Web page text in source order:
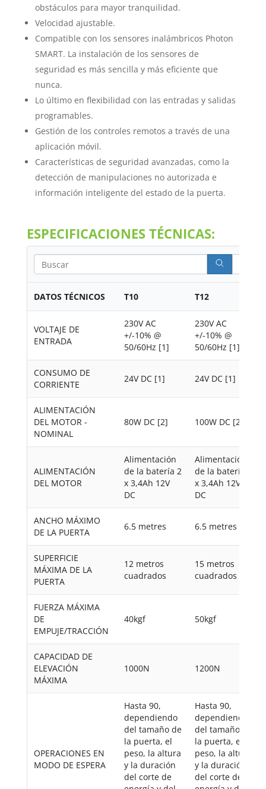
obstáculos para mayor tranquilidad.
Velocidad ajustable.
Compatible con los sensores inalámbricos Photon
SMART. La instalación de los sensores de
seguridad es más sencilla y más eficiente que
nunca.
Lo último en flexibilidad con las entradas y salidas
programables.
Gestión de los controles remotos a través de una
aplicación móvil.
Características de seguridad avanzadas, como la
detección de manipulaciones no autorizada e
información inteligente del estado de la puerta.
ESPECIFICACIONES TÉCNICAS:
DATOS TÉCNICOS T10 T12
VOLTAJE DE
ENTRADA
230V AC
+/-10% @
50/60Hz [1]
230V AC
+/-10% @
50/60Hz [1]
CONSUMO DE
CORRIENTE
24V DC [1] 24V DC [1]
ALIMENTACIÓN
DEL MOTOR -
NOMINAL
80W DC [2] 100W DC [2]
ALIMENTACIÓN
DEL MOTOR
Alimentación
de la batería 2
x 3,4Ah 12V
DC
Alimentación
de la batería 2
x 3,4Ah 12V
DC
ANCHO MÁXIMO
DE LA PUERTA
6.5 metres 6.5 metres
SUPERFICIE
MÁXIMA DE LA
PUERTA
12 metros
cuadrados
15 metros
cuadrados
FUERZA MÁXIMA
DE
EMPUJE/TRACCIÓN
40kgf 50kgf
CAPACIDAD DE
ELEVACIÓN
MÁXIMA
1000N 1200N
OPERACIONES EN
MODO DE ESPERA
Hasta 90,
dependiendo
del tamaño de
la puerta, el
peso, la altura
y la duración
del corte de
Hasta 90,
dependiendo
del tamaño de
la puerta, el
peso, la altura
y la duración
del corte de